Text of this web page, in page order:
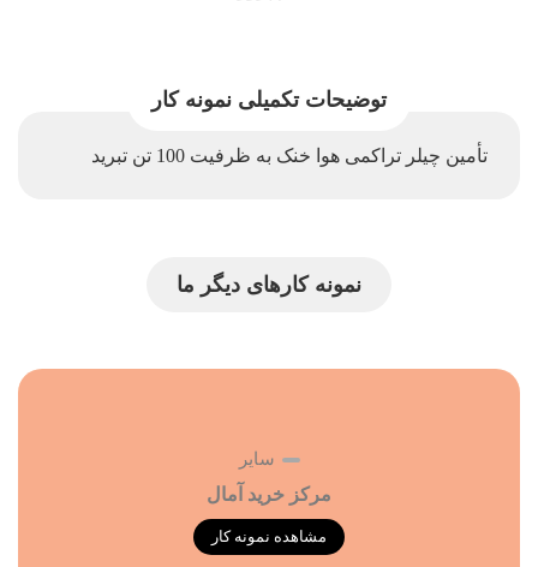
توضیحات تکمیلی نمونه کار
تأمین چیلر تراکمی هوا خنک به ظرفیت 100 تن تبرید
نمونه کارهای دیگر ما
سایر
مرکز خرید آمال
مشاهده نمونه کار